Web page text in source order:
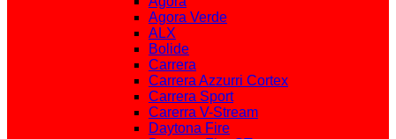
Agora Verde
ALX
Bolide
Carrera
Carrera Azzurri Cortex
Carrera Sport
Carerra V-Stream
Daytona Fire